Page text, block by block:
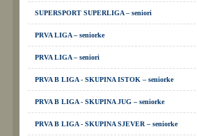
SUPERSPORT SUPERLIGA – seniori
PRVA LIGA – seniorke
PRVA LIGA – seniori
PRVA B LIGA - SKUPINA ISTOK – seniorke
PRVA B LIGA - SKUPINA JUG – seniorke
PRVA B LIGA - SKUPINA SJEVER – seniorke